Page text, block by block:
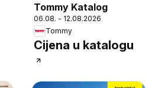
Tommy Katalog
06.08. - 12.08.2026
Tommy
Cijena u katalogu